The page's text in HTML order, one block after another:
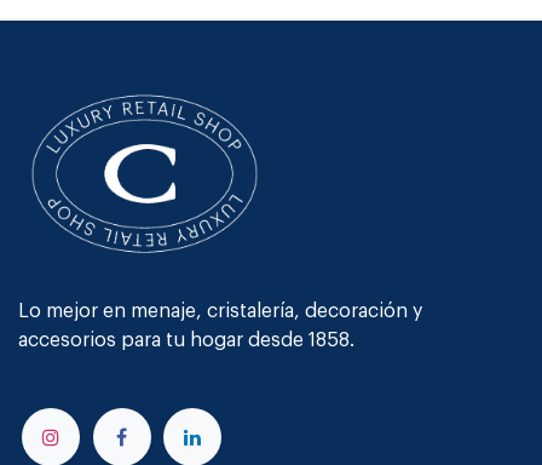
Lo mejor en menaje, cristalería, decoración y
accesorios para tu hogar desde 1858.